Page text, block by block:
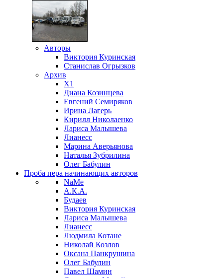
Авторы
Виктория Куринская
Станислав Огрызков
Архив
X1
Диана Козинцева
Евгений Семиряков
Ирина Лагерь
Кирилл Николаенко
Лариса Малышева
Лианесс
Марина Аверьянова
Наталья Зубрилина
Олег Бабулин
Проба пера начинающих авторов
NaMe
А.К.А.
Будаев
Виктория Куринская
Лариса Малышева
Лианесс
Людмила Котане
Николай Козлов
Оксана Панкрушина
Олег Бабулин
Павел Шамин